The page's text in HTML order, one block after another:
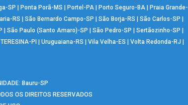
SP | Ponta Porã-MS | Portel-PA| Porto Seguro-BA| Praia Grande-
RS | São Bernardo Campo-SP | São Borja-RS | São Carlos-SP |
| São Paulo (Santo Amaro)-SP | São Pedro-SP | Sertãozinho-SP |
TERESINA-PI | Uruguaiana-RS | Vila Velha-ES | Volta Redonda-RJ |
Bauru-SP
OS DIREITOS RESERVADOS